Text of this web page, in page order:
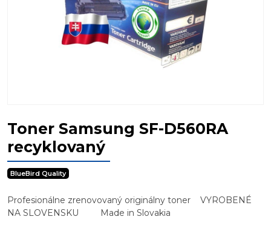
Toner Samsung SF-D560RA
recyklovaný
BlueBird Quality
Profesionálne zrenovovaný originálny toner VYROBENÉ
NA SLOVENSKU Made in Slovakia